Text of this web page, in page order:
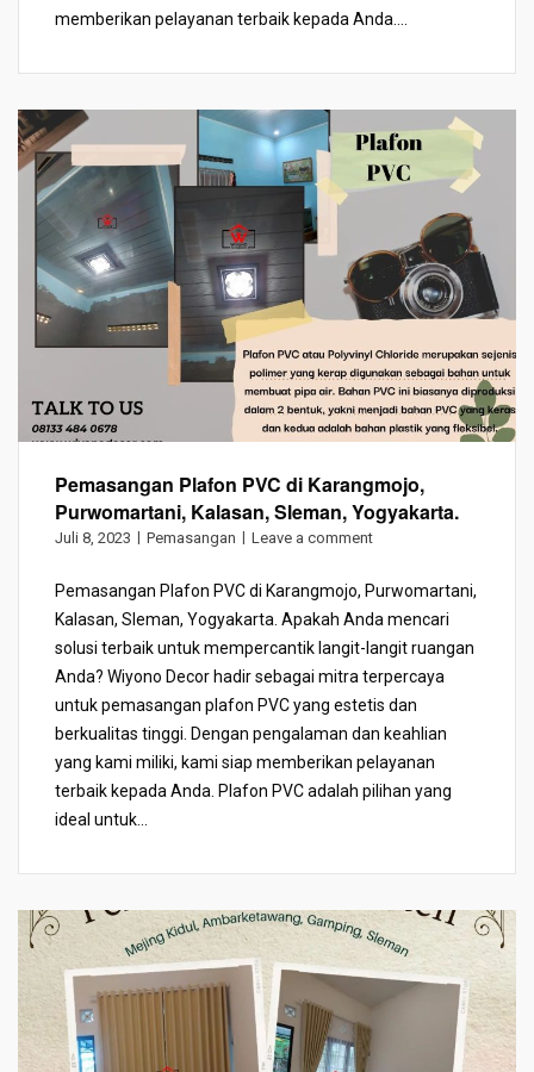
memberikan pelayanan terbaik kepada Anda....
Pemasangan Plafon PVC di Karangmojo,
Purwomartani, Kalasan, Sleman, Yogyakarta.
Juli 8, 2023 Pemasangan Leave a comment
Pemasangan Plafon PVC di Karangmojo, Purwomartani,
Kalasan, Sleman, Yogyakarta. Apakah Anda mencari
solusi terbaik untuk mempercantik langit-langit ruangan
Anda? Wiyono Decor hadir sebagai mitra terpercaya
untuk pemasangan plafon PVC yang estetis dan
berkualitas tinggi. Dengan pengalaman dan keahlian
yang kami miliki, kami siap memberikan pelayanan
terbaik kepada Anda. Plafon PVC adalah pilihan yang
ideal untuk...